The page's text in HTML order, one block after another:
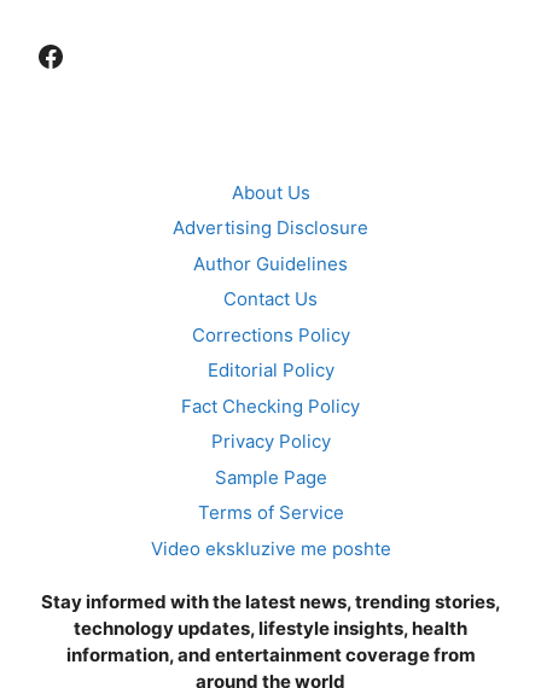
Facebook
About Us
Advertising Disclosure
Author Guidelines
Contact Us
Corrections Policy
Editorial Policy
Fact Checking Policy
Privacy Policy
Sample Page
Terms of Service
Video ekskluzive me poshte
Stay informed with the latest news, trending stories,
technology updates, lifestyle insights, health
information, and entertainment coverage from
around the world